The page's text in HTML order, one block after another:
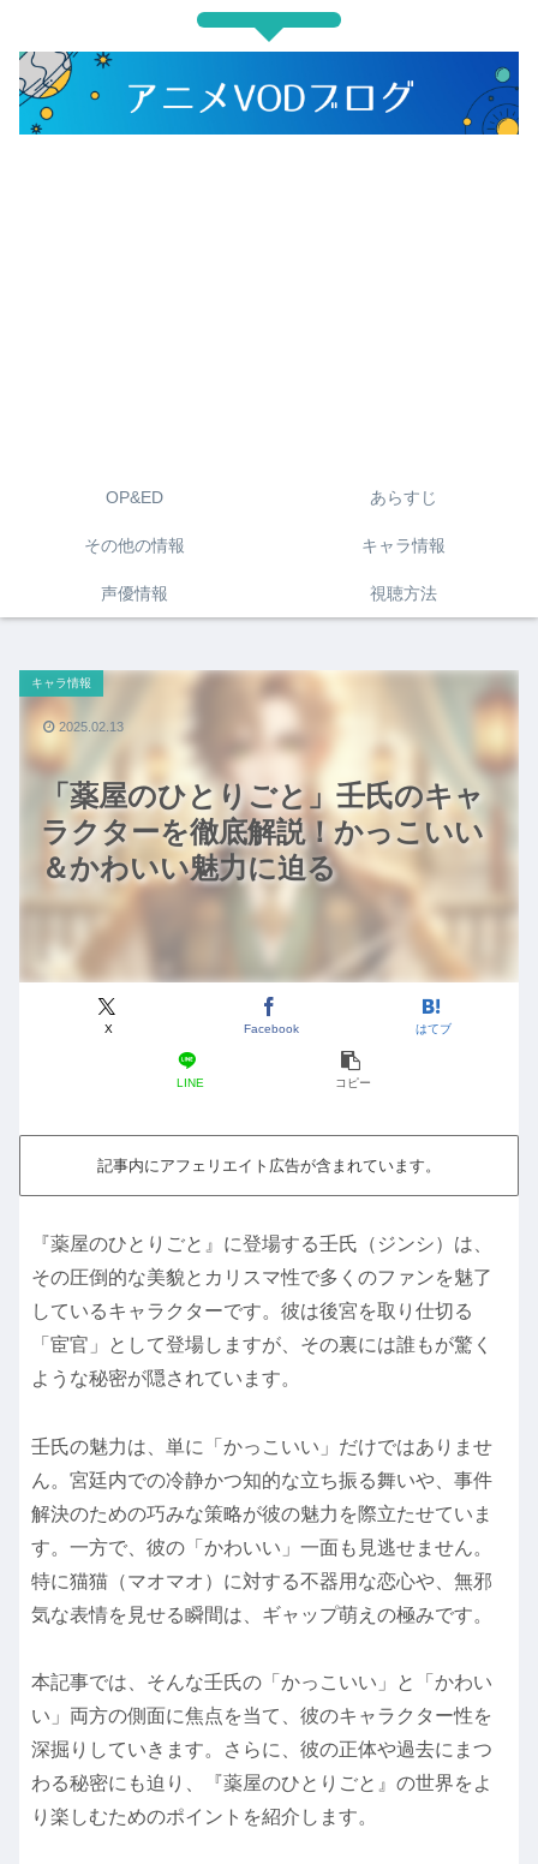
OP&ED あらすじ
その他の情報 キャラ情報
声優情報 視聴方法
「薬屋のひとりごと」壬氏のキャ
ラクターを徹底解説！かっこいい
＆かわいい魅力に迫る
キャラ情報
X Facebook はてブ
LINE コピー
2025.02.13
記事内にアフェリエイト広告が含まれています。
『薬屋のひとりごと』に登場する壬氏（ジンシ）は、
その圧倒的な美貌とカリスマ性で多くのファンを魅了
しているキャラクターです。彼は後宮を取り仕切る
「宦官」として登場しますが、その裏には誰もが驚く
ような秘密が隠されています。
壬氏の魅力は、単に「かっこいい」だけではありませ
ん。宮廷内での冷静かつ知的な立ち振る舞いや、事件
解決のための巧みな策略が彼の魅力を際立たせていま
す。一方で、彼の「かわいい」一面も見逃せません。
特に猫猫（マオマオ）に対する不器用な恋心や、無邪
気な表情を見せる瞬間は、ギャップ萌えの極みです。
本記事では、そんな壬氏の「かっこいい」と「かわい
い」両方の側面に焦点を当て、彼のキャラクター性を
深掘りしていきます。さらに、彼の正体や過去にまつ
わる秘密にも迫り、『薬屋のひとりごと』の世界をよ
り楽しむためのポイントを紹介します。